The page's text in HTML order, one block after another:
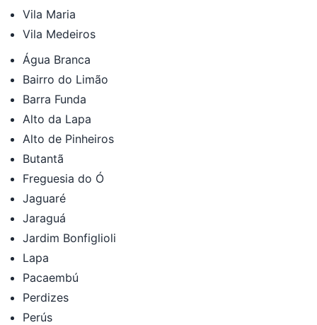
Vila Maria
Vila Medeiros
Água Branca
Bairro do Limão
Barra Funda
Alto da Lapa
Alto de Pinheiros
Butantã
Freguesia do Ó
Jaguaré
Jaraguá
Jardim Bonfiglioli
Lapa
Pacaembú
Perdizes
Perús